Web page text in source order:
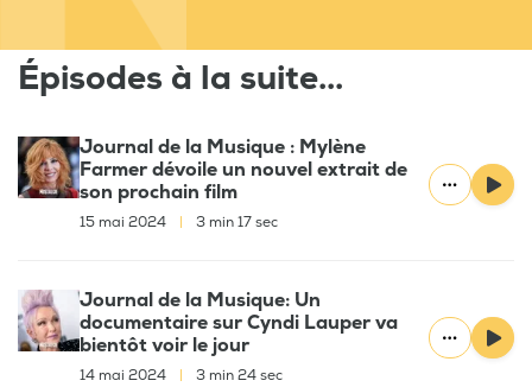
Épisodes à la suite...
Journal de la Musique : Mylène
Farmer dévoile un nouvel extrait de
son prochain film
15 mai 2024 3 min 17 sec
Journal de la Musique: Un
documentaire sur Cyndi Lauper va
bientôt voir le jour
14 mai 2024 3 min 24 sec